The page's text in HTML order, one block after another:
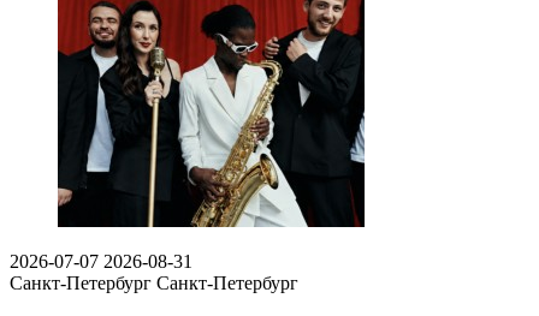
2026-07-07 2026-08-31
Санкт-Петербург Санкт-Петербург